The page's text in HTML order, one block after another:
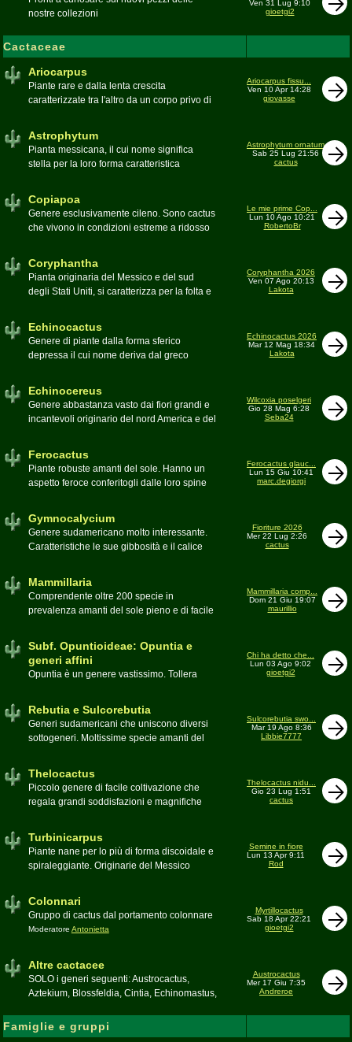
nostre collezioni
Ven 31 Lug 9:10
gioetgi2
Cactaceae
Ariocarpus
Piante rare e dalla lenta crescita
caratterizzate tra l'altro da un corpo privo di
alto rischio di scomparsa in habitat. Amanti
di terricci calcarei e ben drenati
Moderatore
Ariocarpus fissu...
Ven 10 Apr 14:28
giovasse
Astrophytum
Pianta messicana, il cui nome significa
stella per la loro forma caratteristica
Astrophytum ornatum
Sab 25 Lug 21:56
cactus
Copiapoa
Genere esclusivamente cileno. Sono cactus
che vivono in condizioni estreme a ridosso
ModeratoreLuca
Le mie prime Cop...
Lun 10 Ago 10:21
RobertoBr
Coryphantha
Pianta originaria del Messico e del sud
degli Stati Uniti, si caratterizza per la folta e
ànthos (fiore) per via dei suoi fiori che
spuntano sulla cima della pianta
Moderatore
Coryphantha 2026
Ven 07 Ago 20:13
Lakota
Echinocactus
Genere di piante dalla forma sferico
depressa il cui nome deriva dal greco
denominati cactus barile per il loro notevole
pessimo
Echinocactus 2026
Mar 12 Mag 18:34
Lakota
Echinocereus
Genere abbastanza vasto dai fiori grandi e
incantevoli originario del nord America e del
Wilcoxia poselgeri
Gio 28 Mag 6:28
Seba24
Ferocactus
Piante robuste amanti del sole. Hanno un
aspetto feroce conferitogli dalle loro spine
Ferocactus glauc...
Lun 15 Giu 10:41
marc.degiorgi
Gymnocalycium
Genere sudamericano molto interessante.
Caratteristiche le sue gibbosità e il calice
Fioriture 2026
Mer 22 Lug 2:26
cactus
Mammillaria
Comprendente oltre 200 specie in
prevalenza amanti del sole pieno e di facile
Mammillaria comp...
Dom 21 Giu 19:07
maurillio
Subf. Opuntioideae: Opuntia e
generi affini
Opuntia è un genere vastissimo. Tollera
Canada. Caratteristiche le temute spine
carnosi spesso commestibili
Chi ha detto che...
Lun 03 Ago 9:02
gioetgi2
Rebutia e Sulcorebutia
Generi sudamericani che uniscono diversi
sottogeneri. Moltissime specie amanti del
Sulcorebutia swo...
Mar 19 Ago 8:36
Libbie7777
Thelocactus
Piccolo genere di facile coltivazione che
regala grandi soddisfazioni e magnifiche
Thelocactus nidu...
Gio 23 Lug 1:51
cactus
Turbinicarpus
Piante nane per lo più di forma discoidale e
spiraleggiante. Originarie del Messico
Semine in fiore
Lun 13 Apr 9:11
Rod
Colonnari
Gruppo di cactus dal portamento colonnare
Moderatore Antonietta
Myrtillocactus
Sab 18 Apr 22:21
gioetgi2
Altre cactacee
SOLO i generi seguenti: Austrocactus,
Aztekium, Blossfeldia, Cintia, Echinomastus,
Geohintonia, Obregonia, Oroya,
Ortegocactus, Pediocactus, Pelecyphora,
Austrocactus
Mer 17 Giu 7:35
Andreroe
Famiglie e gruppi